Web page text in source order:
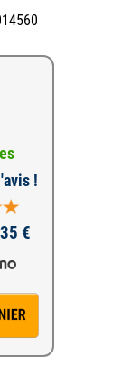
!
€